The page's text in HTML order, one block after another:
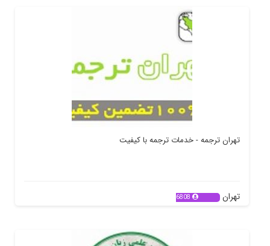
تهران ترجمه - خدمات ترجمه با کیفیت
تهران 6808